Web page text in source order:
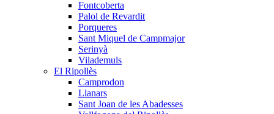
Fontcoberta
Palol de Revardit
Porqueres
Sant Miquel de Campmajor
Serinyà
Vilademuls
El Ripollès
Camprodon
Llanars
Sant Joan de les Abadesses